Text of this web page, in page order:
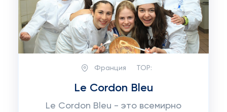
Франция TOP:
Le Cordon Bleu
Le Cordon Bleu - это всемирно